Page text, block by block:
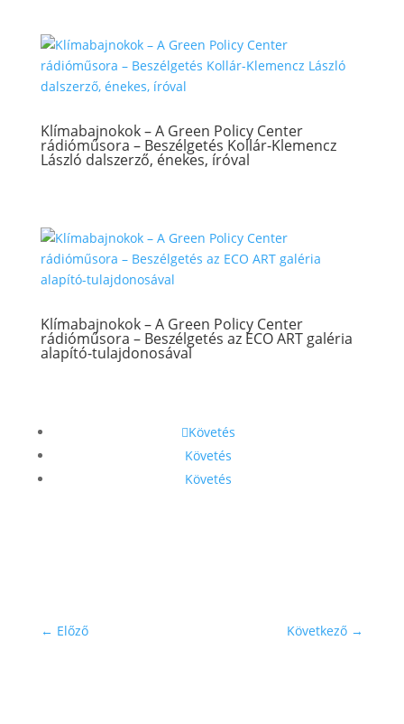
Klímabajnokok – A Green Policy Center
rádióműsora – Beszélgetés Kollár-Klemencz
László dalszerző, énekes, íróval
Klímabajnokok – A Green Policy Center
rádióműsora – Beszélgetés az ECO ART galéria
alapító-tulajdonosával
Követés
Követés
Követés
← Előző Következő →